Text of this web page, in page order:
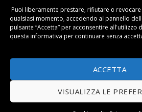
Puoi liberamente prestare, rifiutare o
qualsiasi momento, accedendo al pannello
pulsante “Accetta” per acconsentire all'utilizzo
questa informativa per continuare senza
ACCETTA
VISUALIZZA LE
concessa dalla batteria al litio.
20km in base al modello che
Il Tekk Hoverboard ha numerose
anche il modello da 8’ pollici, rivolto
massima velocità oraria che riesce